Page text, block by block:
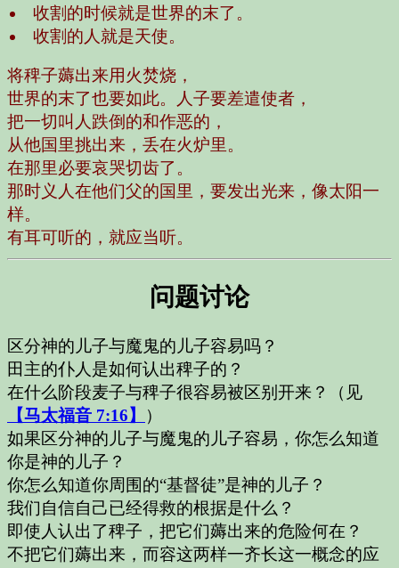
收割的时候就是世界的末了。
收割的人就是天使。
将稗子薅出来用火焚烧，
世界的末了也要如此。人子要差遣使者，
把一切叫人跌倒的和作恶的，
从他国里挑出来，丢在火炉里。
在那里必要哀哭切齿了。
那时义人在他们父的国里，要发出光来，像太阳一
样。
有耳可听的，就应当听。
问题讨论
区分神的儿子与魔鬼的儿子容易吗？
田主的仆人是如何认出稗子的？
在什么阶段麦子与稗子很容易被区别开来？（见
【马太福音 7:16】
）
如果区分神的儿子与魔鬼的儿子容易，你怎么知道
你是神的儿子？
你怎么知道你周围的“基督徒”是神的儿子？
我们自信自己已经得救的根据是什么？
即使人认出了稗子，把它们薅出来的危险何在？
不把它们薅出来，而容这两样一齐长这一概念的应